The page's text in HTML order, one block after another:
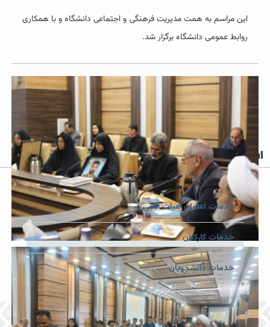
این مراسم به همت مدیریت فرهنگی و اجتماعی دانشگاه و با همکاری
روابط عمومی دانشگاه برگزار شد.
Post Views:۷
خدمات اعضای هیات علمی
خدمات کارکنان
خدمات دانشجویان